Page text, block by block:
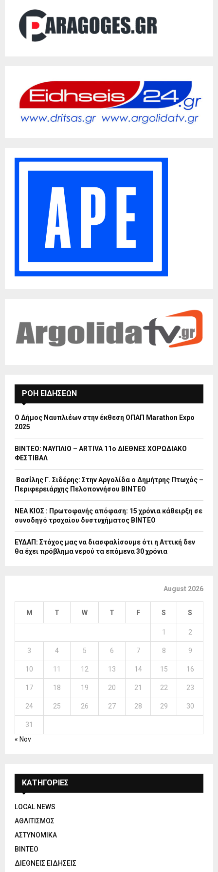
ΡΟΗ ΕΙΔΗΣΕΩΝ
Ο Δήμος Ναυπλιέων στην έκθεση ΟΠΑΠ Marathon Expo
2025
ΒΙΝΤΕΟ: ΝΑΥΠΛΙΟ – ARTIVA 11ο ΔΙΕΘΝΕΣ ΧΟΡΩΔΙΑΚΟ
ΦΕΣΤΙΒΑΛ
Βασίλης Γ. Σιδέρης: Στην Αργολίδα ο Δημήτρης Πτωχός –
Περιφερειάρχης Πελοποννήσου ΒΙΝΤΕΟ
ΝΕΑ ΚΙΟΣ : Πρωτοφανής απόφαση: 15 χρόνια κάθειρξη σε
συνοδηγό τροχαίου δυστυχήματος ΒΙΝΤΕΟ
ΕΥΔΑΠ: Στόχος μας να διασφαλίσουμε ότι η Αττική δεν
θα έχει πρόβλημα νερού τα επόμενα 30 χρόνια
August 2026
M T W T F S S
1 2
3 4 5 6 7 8 9
10 11 12 13 14 15 16
17 18 19 20 21 22 23
24 25 26 27 28 29 30
31
« Nov
ΚΑΤΗΓΟΡΙΕΣ
LOCAL NEWS
ΑΘΛΙΤΙΣΜΟΣ
ΑΣΤΥΝΟΜΙΚΑ
ΒΙΝΤΕΟ
ΔΙΕΘΝΕΙΣ ΕΙΔΗΣΕΙΣ